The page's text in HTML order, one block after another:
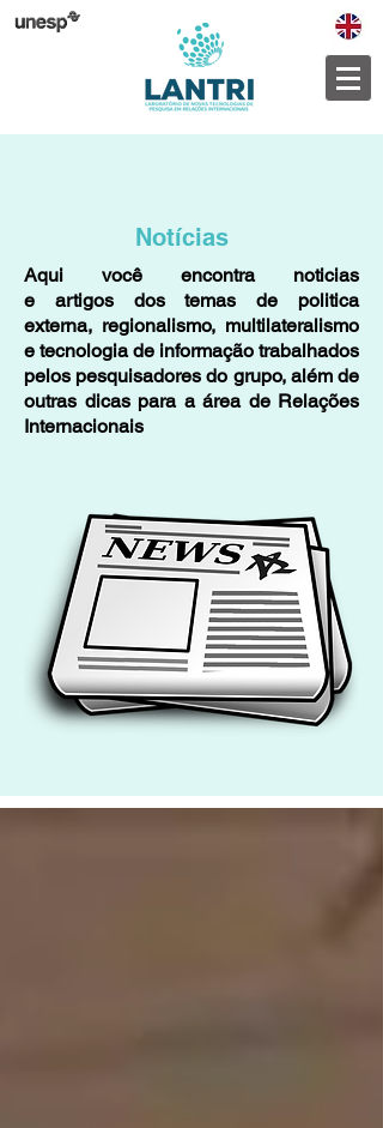
Notícias
Aqui você encontra noticias
e artigos dos temas de politica
externa, regionalismo, multilateralismo
e tecnologia de informação trabalhados
pelos pesquisadores do grupo, além de
outras dicas para a área de Relações
Internacionais